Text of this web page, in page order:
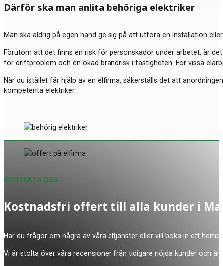
Därför ska man anlita behöriga elektriker
Man ska aldrig på egen hand ge sig på att utföra en installation
Förutom att det finns en risk för personskador under arbetet, är
för driftproblem och en ökad brandrisk i fastigheten. För vissa
När du istället får hjälp av en elfirma, säkerställs det att
kompetenta elektriker.
Kostnadsfri offert till alla kunder i
Har du frågor om några av våra eltjänster eller vill boka in ett
Vi är stolta över våra recensioner från tidigare nöjda kunder och
KONTAKTA OSS